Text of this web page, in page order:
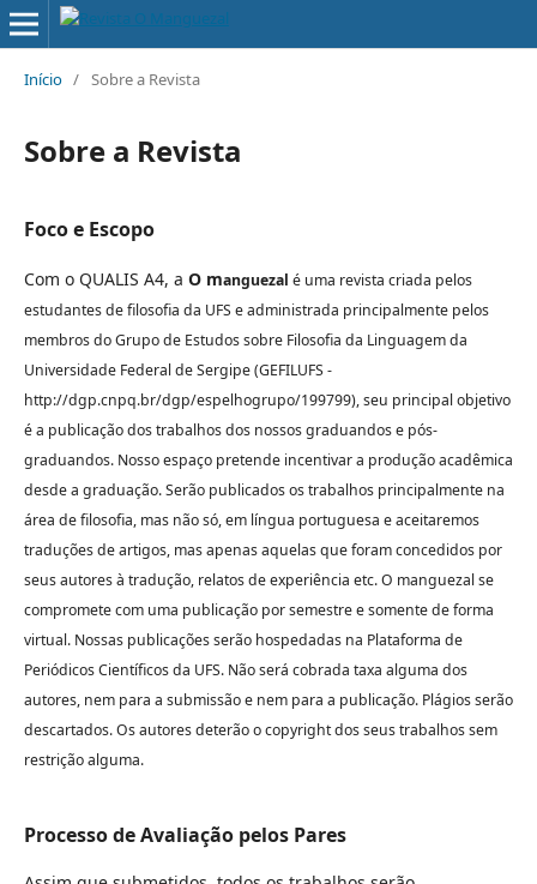
Início / Sobre a Revista
Sobre a Revista
Foco e Escopo
Com o QUALIS A4, a O manguezal é uma revista criada pelos
estudantes de filosofia da UFS e administrada principalmente pelos
membros do Grupo de Estudos sobre Filosofia da Linguagem da
Universidade Federal de Sergipe (GEFILUFS -
http://dgp.cnpq.br/dgp/espelhogrupo/199799), seu principal objetivo
é a publicação dos trabalhos dos nossos graduandos e pós-
graduandos. Nosso espaço pretendeincentivar a produção acadêmica
desde a graduação. Serão publicados os trabalhos principalmente na
área de filosofia, mas não só, em língua portuguesa e aceitaremos
traduções de artigos, mas apenas aquelas que foram concedidos por
seus autores à tradução, relatos de experiência etc.O manguezal se
compromete com uma publicação por semestre e somente de forma
virtual. Nossas publicações serão hospedadas na Plataforma de
Periódicos Científicos da UFS. Não será cobrada taxa alguma dos
autores, nem para a submissão e nem para a publicação. Plágios serão
descartados.Os autores deterão o copyright dos seus trabalhos sem
restrição alguma.
Processo de Avaliação pelos Pares